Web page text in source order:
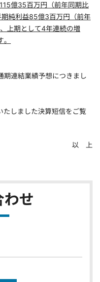
億35百万円（前年同期比
純利益85億3百万円（前年
上期として4年連続の増
連結業績予想につきまし
しました決算短信をご覧
以 上
わせ